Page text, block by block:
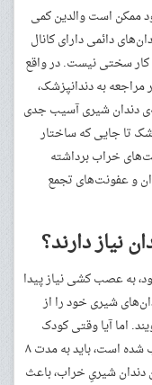
است والدین کمی
دائمی دارای کانال
سختی نیست. در واقع
به دندانپزشک،
دندان شیری آسیب جدی
تا جایی که ساختار
خراب برداشته
و عفونت‌های تجمع
نیاز دارند؟
به عصب کشی نیاز پیدا
تمامی دندان‌های شیری خود را از
اما آیا وقتی کودک
فقط ۴ سال سن دارد و یکی از دندان‌های او خراب شده است، باید به مدت ۸
دندان شیریِ خراب، باعث